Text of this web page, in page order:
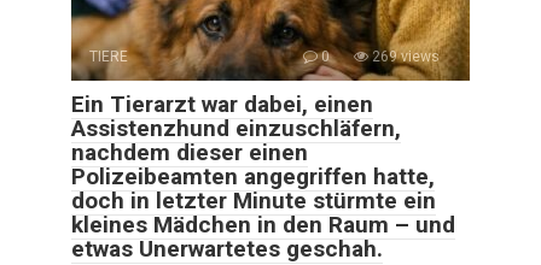
TIERE 0 269 views
Ein Tierarzt war dabei, einen
Assistenzhund einzuschläfern,
nachdem dieser einen
Polizeibeamten angegriffen hatte,
doch in letzter Minute stürmte ein
kleines Mädchen in den Raum – und
etwas Unerwartetes geschah.